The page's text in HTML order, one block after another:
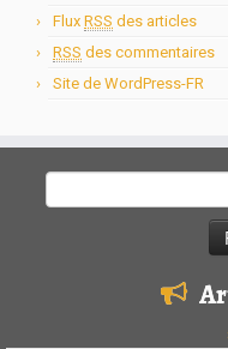
Flux RSS des articles
RSS des commentaires
Site de WordPress-FR